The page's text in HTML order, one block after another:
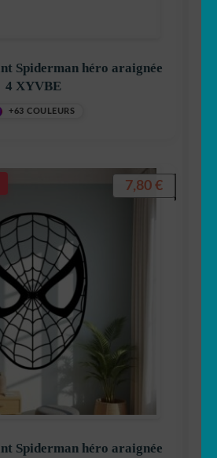
Spiderman héro araignée
4 XYVBE
+63 COULEURS
Spiderman héro araignée
7,80 €